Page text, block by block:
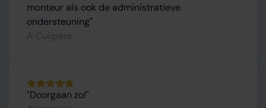
monteur als ook de administratieve
ondersteuning
Doorgaan zo!